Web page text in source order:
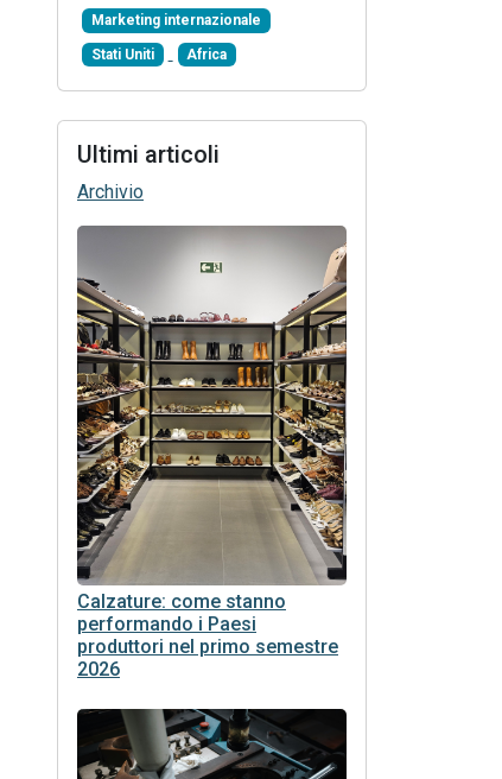
Marketing internazionale
Stati Uniti Africa
Ultimi articoli
Archivio
Calzature: come stanno
performando i Paesi
produttori nel primo semestre
2026